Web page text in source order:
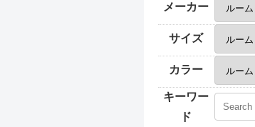
メーカー
サイズ
カラー
キーワー
ド